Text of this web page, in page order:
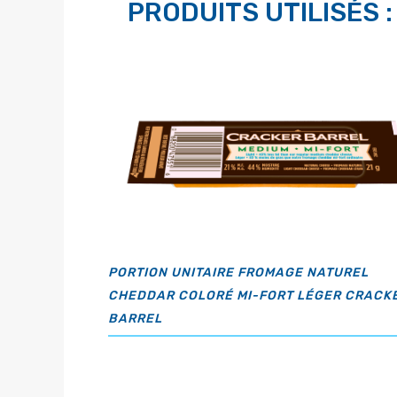
PRODUITS UTILISÉS :
PORTION UNITAIRE FROMAGE NATUREL
CHEDDAR COLORÉ MI-FORT LÉGER
BARREL